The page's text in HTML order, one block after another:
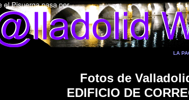
LA
Fotos de
EDIFICIO DE